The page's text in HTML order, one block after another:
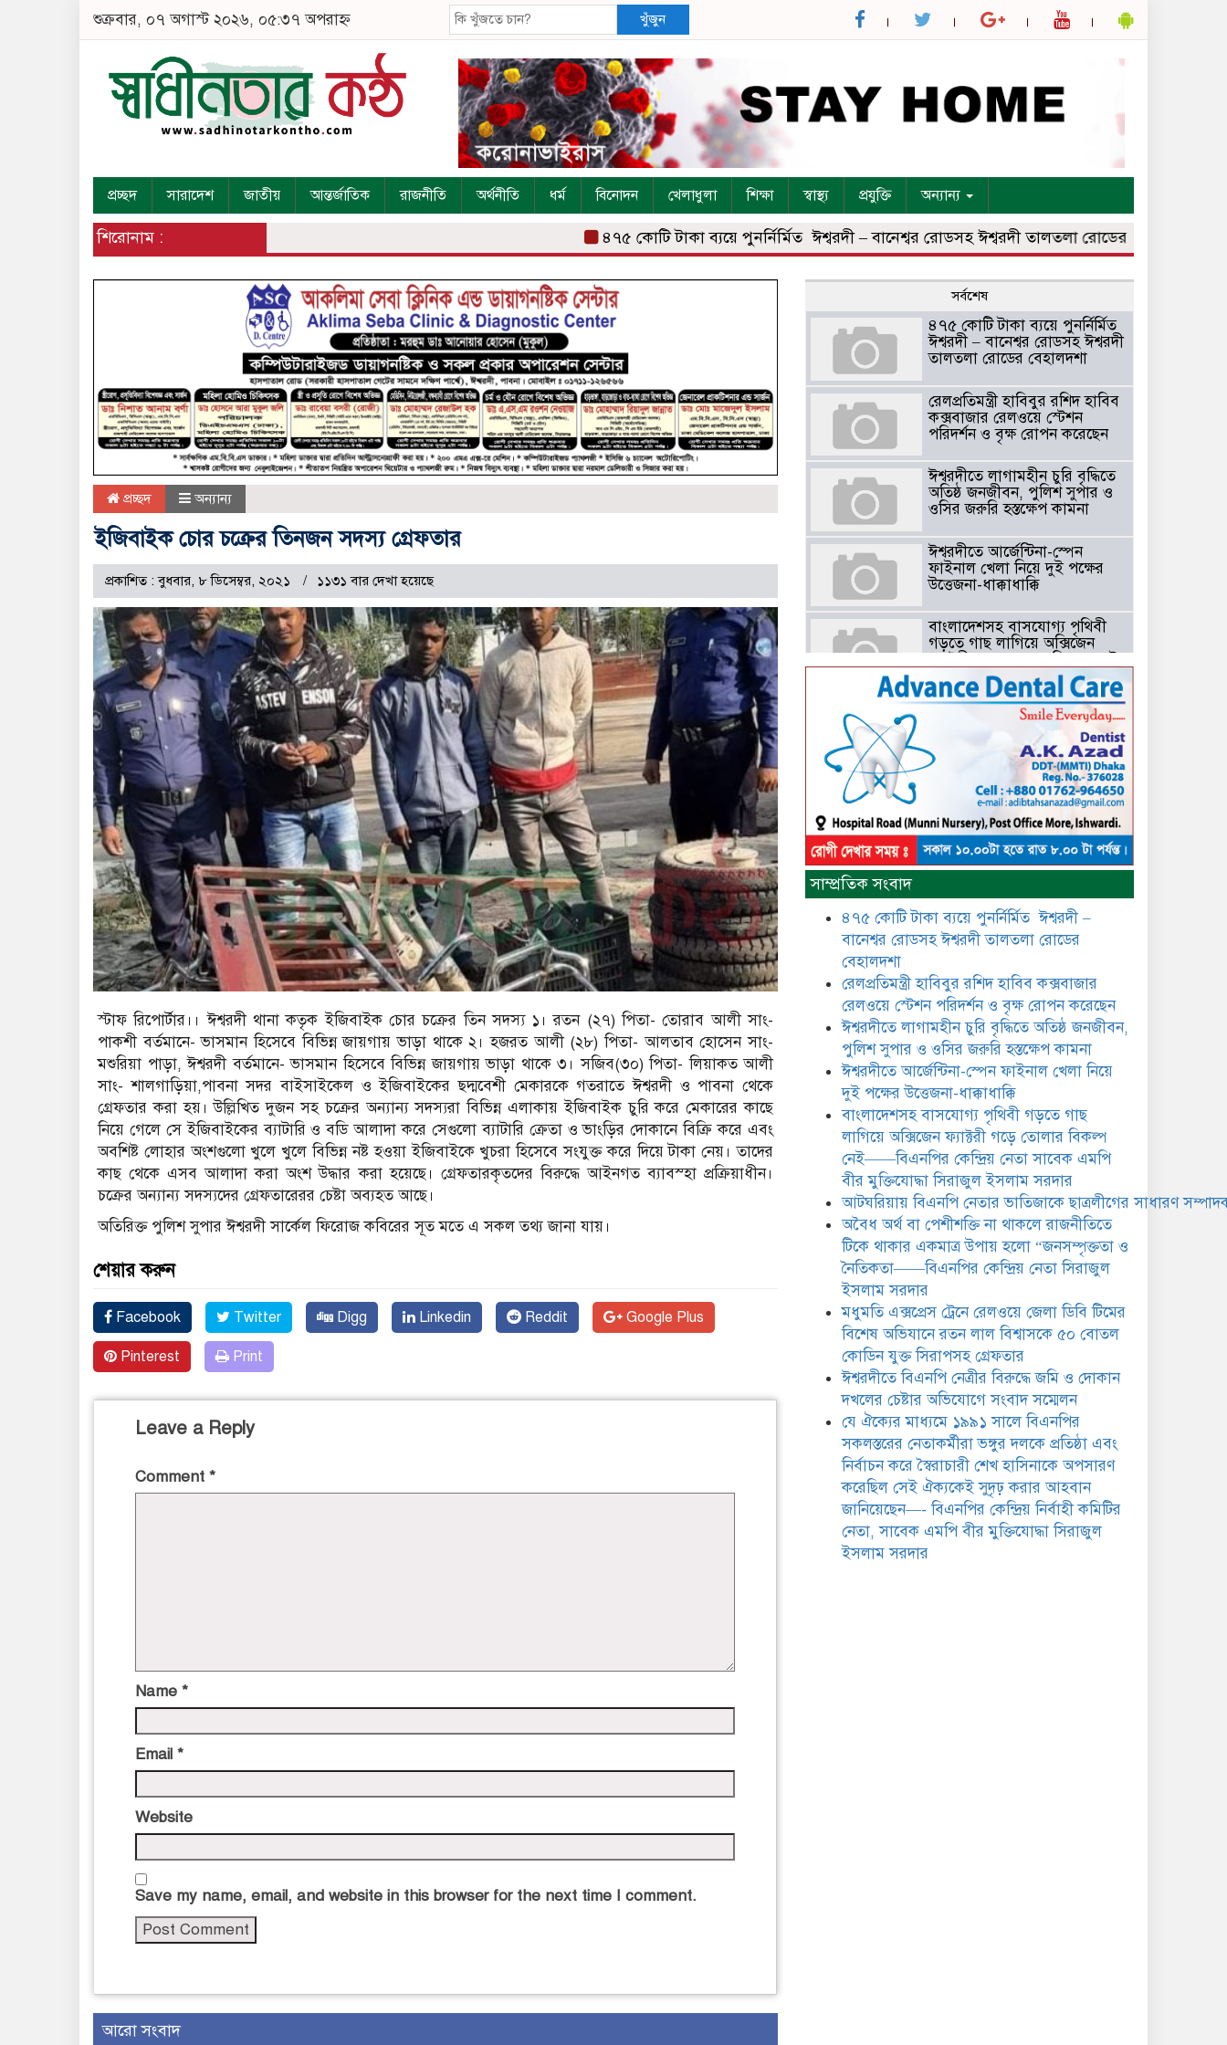
শুক্রবার, ০৭ অগাস্ট ২০২৬, ০৫:৩৭ অপরাহ্ন খুঁজুন
প্রচ্ছদ সারাদেশ জাতীয় আন্তর্জাতিক রাজনীতি অর্থনীতি ধর্ম বিনোদন খেলাধুলা শিক্ষা স্বাস্থ্য প্রযুক্তি অন্যান্য
শিরোনাম : ৪৭৫ কোটি টাকা ব্যয়ে পুনর্নির্মিত ঈশ্বরদী – বানেশ্বর রোডসহ ঈশ্বরদী তালতলা রোডের বেহালদশা
প্রচ্ছদ অন্যান্য
ইজিবাইক চোর চক্রের তিনজন সদস্য গ্রেফতার
প্রকাশিত : বুধবার, ৮ ডিসেম্বর, ২০২১ ১১৩১ বার দেখা হয়েছে
স্টাফ রিপোর্টার।। ঈশ্বরদী থানা কতৃক ইজিবাইক চোর চক্রের তিন সদস্য ১। রতন (২৭) পিতা- তোরাব আলী সাং-
পাকশী বর্তমানে- ভাসমান হিসেবে বিভিন্ন জায়গায় ভাড়া থাকে ২। হজরত আলী (২৮) পিতা- আলতাব হোসেন সাং-
মশুরিয়া পাড়া, ঈশ্বরদী বর্তমানে- ভাসমান হিসেবে বিভিন্ন জায়গায় ভাড়া থাকে ৩। সজিব(৩০) পিতা- লিয়াকত আলী
সাং- শালগাড়িয়া,পাবনা সদর বাইসাইকেল ও ইজিবাইকের ছদ্মবেশী মেকারকে গতরাতে ঈশ্বরদী ও পাবনা থেকে
গ্রেফতার করা হয়। উল্লিখিত দুজন সহ চক্রের অন্যান্য সদস্যরা বিভিন্ন এলাকায় ইজিবাইক চুরি করে মেকারের কাছে
নিয়ে গেলে সে ইজিবাইকের ব্যাটারি ও বডি আলাদা করে সেগুলো ব্যাটারি ক্রেতা ও ভাংড়ির দোকানে বিক্রি করে এবং
অবশিষ্ট লোহার অংশগুলো খুলে খুলে বিভিন্ন নষ্ট হওয়া ইজিবাইকে খুচরা হিসেবে সংযুক্ত করে দিয়ে টাকা নেয়। তাদের
কাছ থেকে এসব আলাদা করা অংশ উদ্ধার করা হয়েছে। গ্রেফতারকৃতদের বিরুদ্ধে আইনগত ব্যাবস্হা প্রক্রিয়াধীন।
চক্রের অন্যান্য সদস্যদের গ্রেফতারেরর চেষ্টা অব্যহত আছে।
অতিরিক্ত পুলিশ সুপার ঈশ্বরদী সার্কেল ফিরোজ কবিরের সূত মতে এ সকল তথ্য জানা যায়।
শেয়ার করুন
Facebook Twitter Digg Linkedin Reddit Google Plus
Pinterest Print
Leave a Reply
Comment *
Name *
Email *
Website
Save my name, email, and website in this browser for the next time I comment.
আরো সংবাদ
সর্বশেষ
৪৭৫ কোটি টাকা ব্যয়ে পুনর্নির্মিত
ঈশ্বরদী – বানেশ্বর রোডসহ ঈশ্বরদী
তালতলা রোডের বেহালদশা
রেলপ্রতিমন্ত্রী হাবিবুর রশিদ হাবিব
কক্সবাজার রেলওয়ে স্টেশন
পরিদর্শন ও বৃক্ষ রোপন করেছেন
ঈশ্বরদীতে লাগামহীন চুরি বৃদ্ধিতে
অতিষ্ঠ জনজীবন, পুলিশ সুপার ও
ওসির জরুরি হস্তক্ষেপ কামনা ​
ঈশ্বরদীতে আর্জেন্টিনা-স্পেন
ফাইনাল খেলা নিয়ে দুই পক্ষের
উত্তেজনা-ধাক্কাধাক্কি
বাংলাদেশসহ বাসযোগ্য পৃথিবী
গড়তে গাছ লাগিয়ে অক্সিজেন
——বিএনপির কেন্দ্রিয় নেতা
সাবেক এমপি বীর মুক্তিযোদ্ধা
সিরাজুল ইসলাম সরদার
আটঘরিয়ায় বিএনপি নেতার ভাতিজাকে ছাত্রলীগের সাধারণ সম্পাদক
​​অবৈধ অর্থ বা পেশীশক্তি না থাকলে
রাজনীতিতে টিকে থাকার একমাত্র
নৈতিকতা——বিএনপির কেন্দ্রিয়
নেতা সিরাজুল ইসলাম সরদার
জেলা ডিবি টিমের বিশেষ অভিযানে
রতন লাল বিশ্বাসকে ৫০ বোতল
কোডিন যুক্ত সিরাপসহ গ্রেফতার
ঈশ্বরদীতে বিএনপি নেত্রীর বিরুদ্ধে
জমি ও দোকান দখলের চেষ্টার
অভিযোগে সংবাদ সম্মেলন
যে ঐক্যের মাধ্যমে ১৯৯১ সালে
বিএনপির সকলস্তরের নেতাকর্মীরা
ভঙ্গুর দলকে প্রতিষ্ঠা এবং নির্বাচন
করে স্বৈরাচারী শেখ হাসিনাকে
অপসারণ করেছিল সেই ঐক্যকেই
সুদৃঢ় করার আহবান জানিয়েছেন—- বিএনপির কেন্দ্রিয়
নির্বাহী কমিটির নেতা, সাবেক এমপি বীর মুক্তিযোদ্ধা
সিরাজুল ইসলাম সরদার
সাম্প্রতিক সংবাদ
৪৭৫ কোটি টাকা ব্যয়ে পুনর্নির্মিত ঈশ্বরদী –
বানেশ্বর রোডসহ ঈশ্বরদী তালতলা রোডের
বেহালদশা
রেলপ্রতিমন্ত্রী হাবিবুর রশিদ হাবিব কক্সবাজার
রেলওয়ে স্টেশন পরিদর্শন ও বৃক্ষ রোপন করেছেন
ঈশ্বরদীতে লাগামহীন চুরি বৃদ্ধিতে অতিষ্ঠ জনজীবন,
পুলিশ সুপার ও ওসির জরুরি হস্তক্ষেপ কামনা ​
ঈশ্বরদীতে আর্জেন্টিনা-স্পেন ফাইনাল খেলা নিয়ে
দুই পক্ষের উত্তেজনা-ধাক্কাধাক্কি
বাংলাদেশসহ বাসযোগ্য পৃথিবী গড়তে গাছ
লাগিয়ে অক্সিজেন ফ্যাক্টরী গড়ে তোলার বিকল্প
নেই——বিএনপির কেন্দ্রিয় নেতা সাবেক এমপি
বীর মুক্তিযোদ্ধা সিরাজুল ইসলাম সরদার
আটঘরিয়ায় বিএনপি নেতার ভাতিজাকে ছাত্রলীগের সাধারণ
​​অবৈধ অর্থ বা পেশীশক্তি না থাকলে রাজনীতিতে
টিকে থাকার একমাত্র উপায় হলো “জনসম্পৃক্ততা ও
নৈতিকতা——বিএনপির কেন্দ্রিয় নেতা সিরাজুল
ইসলাম সরদার
মধুমতি এক্সপ্রেস ট্রেনে রেলওয়ে জেলা ডিবি টিমের
বিশেষ অভিযানে রতন লাল বিশ্বাসকে ৫০ বোতল
কোডিন যুক্ত সিরাপসহ গ্রেফতার
ঈশ্বরদীতে বিএনপি নেত্রীর বিরুদ্ধে জমি ও দোকান
দখলের চেষ্টার অভিযোগে সংবাদ সম্মেলন
যে ঐক্যের মাধ্যমে ১৯৯১ সালে বিএনপির
সকলস্তরের নেতাকর্মীরা ভঙ্গুর দলকে প্রতিষ্ঠা এবং
নির্বাচন করে স্বৈরাচারী শেখ হাসিনাকে অপসারণ
করেছিল সেই ঐক্যকেই সুদৃঢ় করার আহবান
জানিয়েছেন—- বিএনপির কেন্দ্রিয় নির্বাহী কমিটির
নেতা, সাবেক এমপি বীর মুক্তিযোদ্ধা সিরাজুল
ইসলাম সরদার